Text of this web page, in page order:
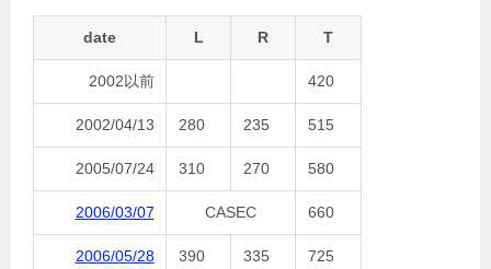
date L R T
2002以前 420
2002/04/13 280 235 515
2005/07/24 310 270 580
2006/03/07 CASEC 660
2006/05/28 390 335 725